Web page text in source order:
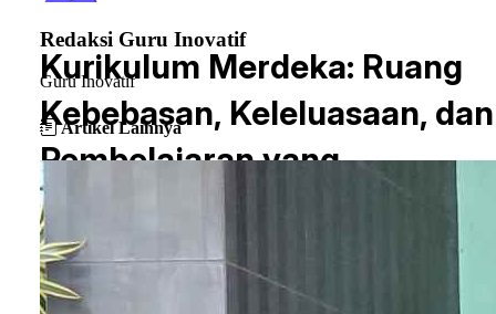
Kurikulum Merdeka: Ruang
Kebebasan, Keleluasaan, dan
Pembelajaran yang
Berkualitas
Kurikulum Merdeka adalah penyusunan
pembelajaran intrakurikuler yang beragam agar
Redaksi Guru Inovatif
Guru Inovatif
Artikel Lainnya